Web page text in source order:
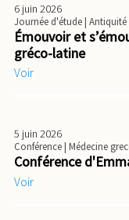
6 juin 2026
Journée d'étude| Antiquité
Émouvoir et
gréco-latine
Voir
5 juin 2026
Conférence| Médecine
Conférence
Voir